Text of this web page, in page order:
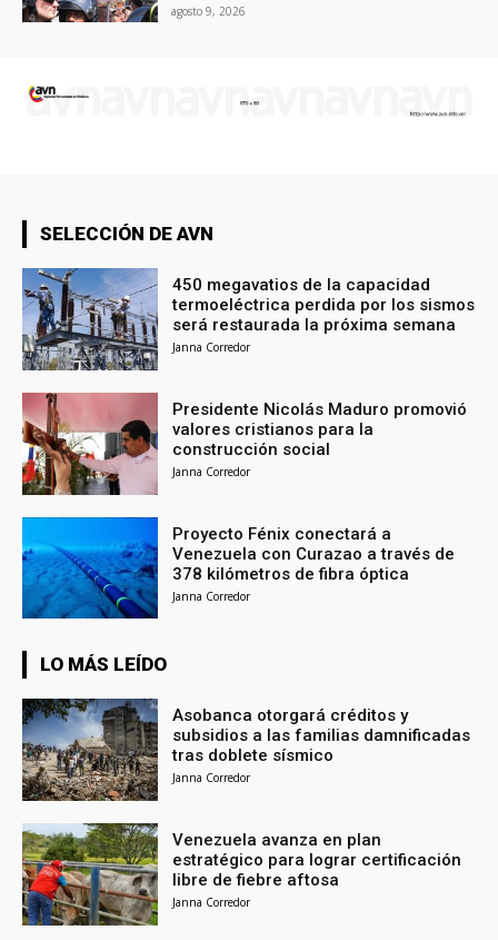
agosto 9, 2026
SELECCIÓN DE AVN
450 megavatios de la capacidad
termoeléctrica perdida por los sismos
será restaurada la próxima semana
Janna Corredor
Presidente Nicolás Maduro promovió
valores cristianos para la
construcción social
Janna Corredor
Proyecto Fénix conectará a
Venezuela con Curazao a través de
378 kilómetros de fibra óptica
Janna Corredor
LO MÁS LEÍDO
Asobanca otorgará créditos y
subsidios a las familias damnificadas
tras doblete sísmico
Janna Corredor
Venezuela avanza en plan
estratégico para lograr certificación
libre de fiebre aftosa
Janna Corredor